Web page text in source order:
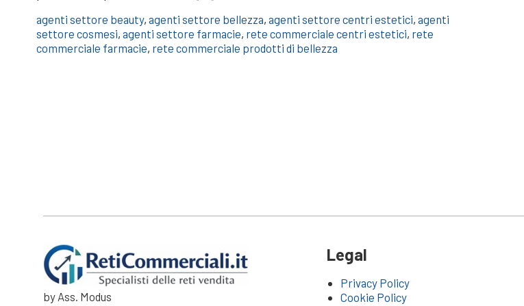
agenti settore beauty, agenti settore bellezza, agenti settore centri estetici, agenti
settore cosmesi, agenti settore farmacie, rete commerciale centri estetici, rete
commerciale farmacie, rete commerciale prodotti di bellezza
by Ass. Modus
Legal
Privacy Policy
Cookie Policy